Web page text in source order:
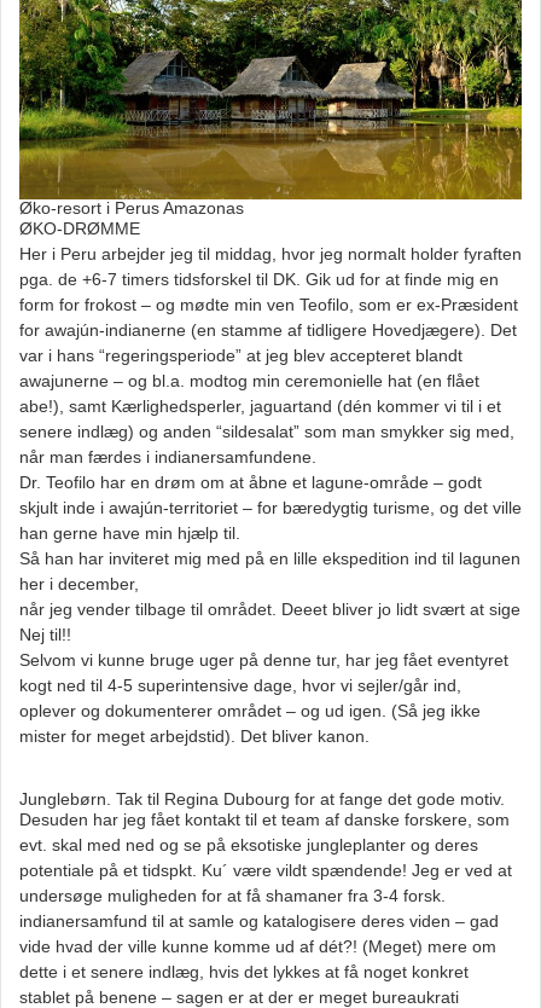
Øko-resort i Perus Amazonas
ØKO-DRØMME
Her i Peru arbejder jeg til middag, hvor jeg normalt holder fyraften
pga. de +6-7 timers tidsforskel til DK. Gik ud for at finde mig en
form for frokost – og mødte min ven Teofilo, som er ex-Præsident
for awajún-indianerne (en stamme af tidligere Hovedjægere). Det
var i hans “regeringsperiode” at jeg blev accepteret blandt
awajunerne – og bl.a. modtog min ceremonielle hat (en flået
abe!), samt Kærlighedsperler, jaguartand (dén kommer vi til i et
senere indlæg) og anden “sildesalat” som man smykker sig med,
når man færdes i indianersamfundene.
Dr. Teofilo har en drøm om at åbne et lagune-område – godt
skjult inde i awajún-territoriet – for bæredygtig turisme, og det ville
han gerne have min hjælp til.
Så han har inviteret mig med på en lille ekspedition ind til lagunen
her i december,
når jeg vender tilbage til området. Deeet bliver jo lidt svært at sige
Nej til!!
Selvom vi kunne bruge uger på denne tur, har jeg fået eventyret
kogt ned til 4-5 superintensive dage, hvor vi sejler/går ind,
oplever og dokumenterer området – og ud igen. (Så jeg ikke
mister for meget arbejdstid). Det bliver kanon.
Junglebørn. Tak til Regina Dubourg for at fange det gode motiv.
Desuden har jeg fået kontakt til et team af danske forskere, som
evt. skal med ned og se på eksotiske jungleplanter og deres
potentiale på et tidspkt. Ku´ være vildt spændende! Jeg er ved at
undersøge muligheden for at få shamaner fra 3-4 forsk.
indianersamfund til at samle og katalogisere deres viden – gad
vide hvad der ville kunne komme ud af dét?! (Meget) mere om
dette i et senere indlæg, hvis det lykkes at få noget konkret
stablet på benene – sagen er at der er meget bureaukrati